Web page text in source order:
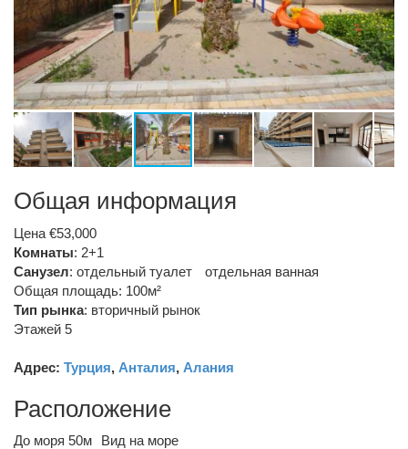
Общая информация
Цена €53,000
Комнаты: 2+1
Санузел: отдельный туалет
отдельная ванная
Общая площадь: 100м²
Тип рынка: вторичный рынок
Этажей 5
Адрес: Турция, Анталия, Алания
Расположение
До моря 50м
Вид на море